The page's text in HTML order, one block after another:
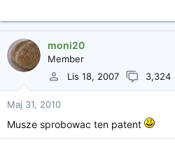
moni20
Member
Lis 18, 2007
3,324
Maj 31, 2010
Musze sprobowac ten patent